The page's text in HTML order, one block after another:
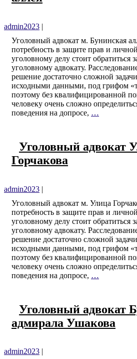
admin2023 |
Уголовный адвокат м. Бунинская
потребность в защите прав и
уголовному делу стоит обратиться
уголовному адвокату.
решение достаточно сложной
исходными данными, под грифом
поэтому без квалифицированной
человеку очень сложно
поведения на допросе, …
Уголовный адвокат
Горчакова
admin2023 |
Уголовный адвокат м. Улица
потребность в защите прав и
уголовному делу стоит обратиться
уголовному адвокату.
решение достаточно сложной
исходными данными, под грифом
поэтому без квалифицированной
человеку очень сложно
поведения на допросе, …
Уголовный адвокат
адмирала Ушакова
admin2023 |